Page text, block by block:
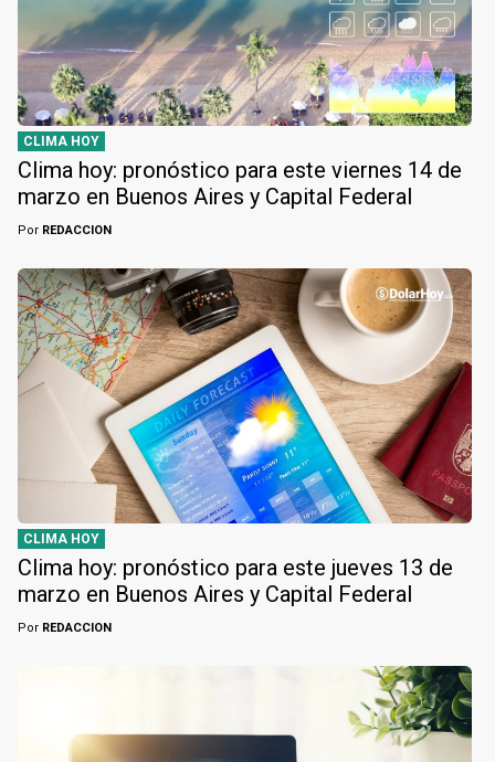
CLIMA HOY
Clima hoy: pronóstico para este viernes 14 de
marzo en Buenos Aires y Capital Federal
Por REDACCION
CLIMA HOY
Clima hoy: pronóstico para este jueves 13 de
marzo en Buenos Aires y Capital Federal
Por REDACCION